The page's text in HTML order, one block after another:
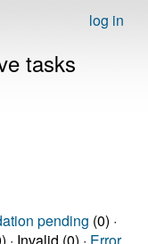
log in
tasks
pending (0) ·